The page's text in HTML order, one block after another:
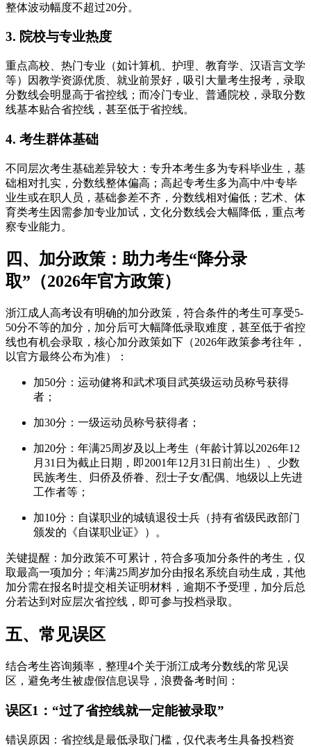
整体波动幅度不超过20分。
3. 院校与专业热度
重点高校、热门专业（如计算机、护理、教育学、汉语言文学
等）因教学资源优质、就业前景好，吸引大量考生报考，录取
分数线会明显高于省控线；而冷门专业、普通院校，录取分数
线基本贴合省控线，甚至低于省控线。
4. 考生群体基础
不同层次考生基础差异较大：专升本考生多为专科毕业生，基
础相对扎实，分数线整体偏高；高起专考生多为高中/中专毕
业生或在职人员，基础参差不齐，分数线相对偏低；艺术、体
育类考生因需参加专业加试，文化分数线会大幅降低，重点考
察专业能力。
四、加分政策：助力考生“降分录
取”（2026年官方政策）
浙江成人高考设有明确的加分政策，符合条件的考生可享受5-
50分不等的加分，加分后可大幅降低录取难度，甚至低于省控
线也有机会录取，核心加分政策如下（2026年政策参考往年，
以官方最终公布为准）：
加50分：运动健将和武术项目武英级运动员称号获得
者；
加30分：一级运动员称号获得者；
加20分：年满25周岁及以上考生（年龄计算以2026年12
月31日为截止日期，即2001年12月31日前出生）、少数
民族考生、归侨及侨眷、烈士子女/配偶、地级以上先进
工作者等；
加10分：自谋职业的城镇退役士兵（持有省级民政部门
颁发的《自谋职业证》）。
关键提醒：加分政策不可累计，符合多项加分条件的考生，仅
取最高一项加分；年满25周岁加分由报名系统自动生成，其他
加分需在报名时提交相关证明材料，逾期不予受理，加分后总
分若达到对应层次省控线，即可参与投档录取。
五、常见误区
结合考生咨询频率，整理4个关于浙江成考分数线的常见误
区，避免考生被虚假信息误导，浪费备考时间：
误区1：“过了省控线就一定能被录取”
错误原因：省控线是最低录取门槛，仅代表考生具备投档资